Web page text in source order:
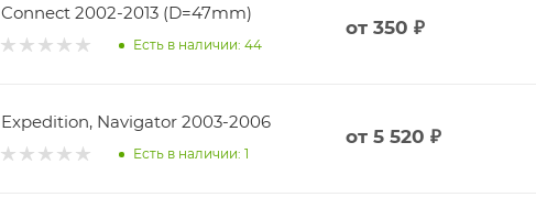
Connect 2002-2013 (D=47mm)
Есть в наличии: 44
от 350 ₽
Expedition, Navigator 2003-2006
Есть в наличии: 1
от 5 520 ₽